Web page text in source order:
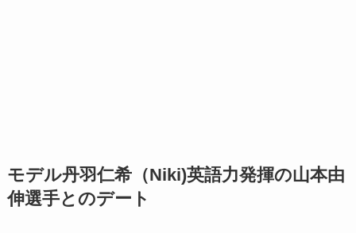
モデル丹羽仁希（Niki)英語力発揮の山本由
伸選手とのデート